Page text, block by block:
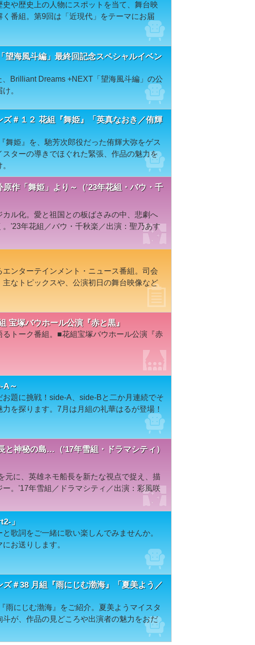
や歴史上の人物にスポットを当て、舞台映
番組。第9回は「近現代」をテーマにお届
海風斗編」最終回記念スペシャルイベン
Brilliant Dreams +NEXT「望海風斗編」の公
。
＃１２ 花組『舞姫』「英真なおき／侑輝
舞姫』を、馳芳次郎役だった侑輝大弥をゲス
スターの導きでほぐれた緊張、作品の魅力を
作「舞姫」より～（’23年花組・バウ・千
ル化。愛と祖国との板ばさみの中、悲劇へ
'23年花組／バウ・千秋楽／出演：聖乃あす
ンターテインメント・ニュース番組。司会
なトピックスや、公演初日の舞台映像など
宝塚バウホール公演『赤と黒』
トーク番組。■花組宝塚バウホール公演『赤
A～
題に挑戦！side-A、side-Bと二か月連続でそ
を探ります。7月は月組の礼華はるが登場！
神秘の島…（'17年雪組・ドラマシティ）
元に、英雄ネモ船長を新たな視点で捉え、描
。'17年雪組／ドラマシティ／出演：彩風咲
」
歌詞をご一緒に歌い楽しんでみませんか。
お送りします。
＃38 月組『雨にじむ渤海』「夏美よう／
雨にじむ渤海』をご紹介。夏美ようマイスタ
が、作品の見どころや出演者の魅力をおだ